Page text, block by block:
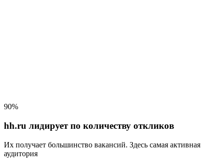
90%
hh.ru лидирует по количеству откликов
Их получает большинство вакансий. Здесь самая активная
аудитория